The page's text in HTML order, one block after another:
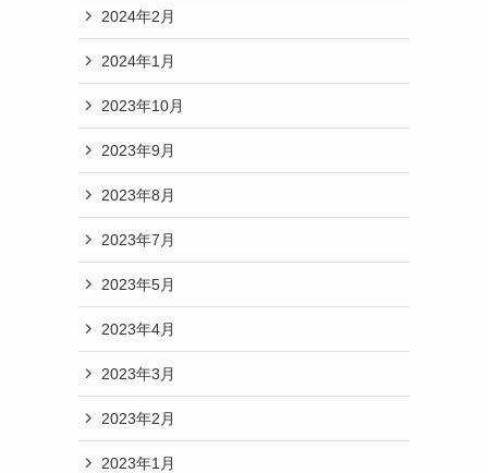
2024年2月
2024年1月
2023年10月
2023年9月
2023年8月
2023年7月
2023年5月
2023年4月
2023年3月
2023年2月
2023年1月